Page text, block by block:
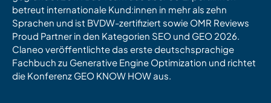
betreut internationale Kund:innen in mehr als zehn
Sprachen und ist BVDW-zertifiziert sowie OMR Reviews
Proud Partner in den Kategorien SEO und GEO 2026.
Claneo veröffentlichte das erste deutschsprachige
Fachbuch zu Generative Engine Optimization und richtet
die Konferenz GEO KNOW HOW aus.